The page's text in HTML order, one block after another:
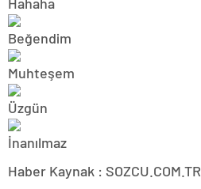
Haber Kaynak : SOZCU.COM.TR